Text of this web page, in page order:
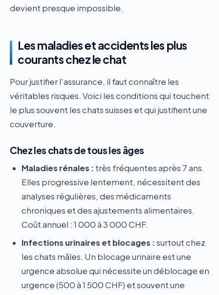
devient presque impossible.
Les maladies et accidents les plus
courants chez le chat
Pour justifier l'assurance, il faut connaître les
véritables risques. Voici les conditions qui touchent
le plus souvent les chats suisses et qui justifient une
couverture.
Chez les chats de tous les âges
Maladies rénales : très fréquentes après 7 ans.
Elles progressive lentement, nécessitent des
analyses régulières, des médicaments
chroniques et des ajustements alimentaires.
Coût annuel : 1 000 à 3 000 CHF.
Infections urinaires et blocages :surtout chez
les chats mâles. Un blocage urinaire est une
urgence absolue qui nécessite un déblocage en
urgence (500 à 1 500 CHF) et souvent une